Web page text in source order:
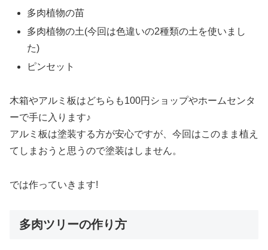
多肉植物の苗
多肉植物の土(今回は色違いの2種類の土を使いまし
た)
ピンセット
木箱やアルミ板はどちらも100円ショップやホームセンタ
ーで手に入ります♪
アルミ板は塗装する方が安心ですが、今回はこのまま植え
てしまおうと思うので塗装はしません。
では作っていきます!
多肉ツリーの作り方